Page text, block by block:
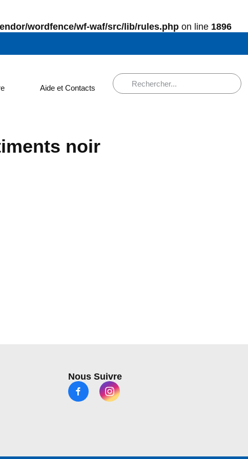
wordfence/wf-waf/src/lib/rules.php on line 1896
Aide et Contacts
noir
Nous Suivre